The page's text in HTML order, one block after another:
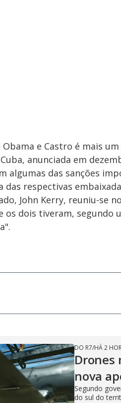
e Castro é mais
anunciada em
algumas das sanções
respectivas
John Kerry, reuniu-se
os dois tiveram, segundo
DO R7/HÁ 2
Drones
nova
Segundo
do sul do